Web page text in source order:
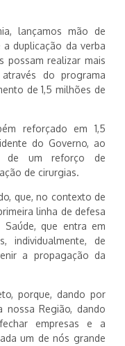
lançamos mão de
a duplicação da verba
possam realizar mais
do programa
de 1,5 milhões de
reforçado em 1,5
do Governo, ao
de um reforço de
de cirurgias.
que, no contexto de
linha de defesa
que entra em
individualmente, de
a propagação da
porque, dando por
Região, dando
empresas e a
um de nós grande